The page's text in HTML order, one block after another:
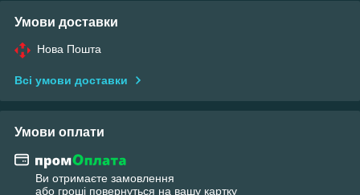
Умови доставки
Нова Пошта
Всі умови доставки
Умови оплати
Ви отримаєте замовлення
або гроші повернуться на вашу картку